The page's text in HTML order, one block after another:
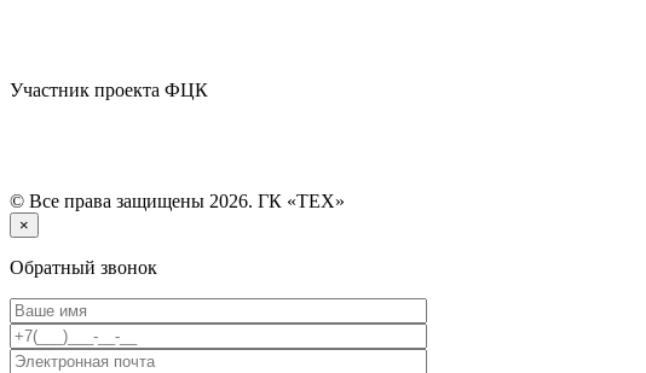
Участник проекта ФЦК
© Все права защищены 2026. ГК «ТЕХ»
×
Обратный звонок